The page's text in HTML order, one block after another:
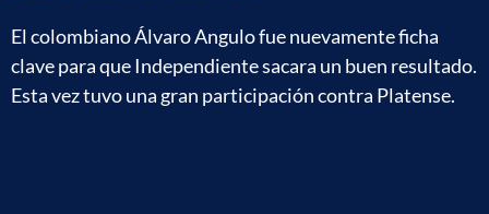
El colombiano Álvaro Angulo fue nuevamente ficha
clave para que Independiente sacara un buen resultado.
Esta vez tuvo una gran participación contra Platense.